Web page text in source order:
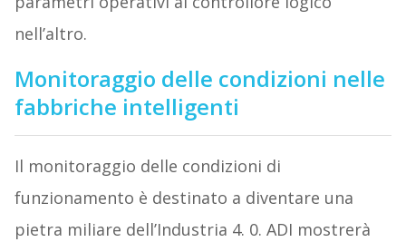
nell’altro.
Monitoraggio delle condizioni nelle
fabbriche intelligenti
Il monitoraggio delle condizioni di
funzionamento è destinato a diventare una
pietra miliare dell’Industria 4. 0. ADI mostrerà